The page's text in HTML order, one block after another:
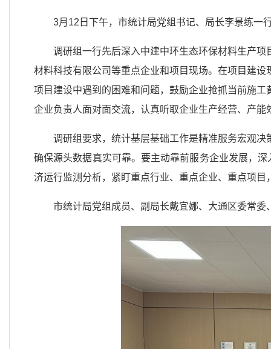
3月12日下午，市统计局党组书记、局长李景练一
调研组一行先后深入中建中环生态环保材料生产
材料科技有限公司等重点企业和项目现场。在项目建
项目建设中遇到的困难和问题，鼓励企业抢抓当前施
企业负责人面对面交流，认真听取企业生产经营、产
调研组要求，统计基层基础工作是精准服务宏观
确保源头数据真实可靠。要主动靠前服务企业发展，
济运行监测分析，紧盯重点行业、重点企业、重点项
市统计局党组成员、副局长戴宜娜、大通区委常委